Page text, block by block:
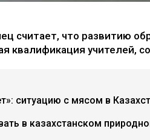
считает, что развитию
квалификация учителей,
ситуацию с мясом в
в казахстанском